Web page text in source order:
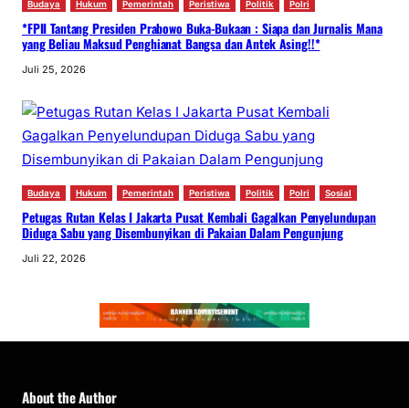
Budaya Hukum Pemerintah Peristiwa Politik Polri
*FPII Tantang Presiden Prabowo Buka-Bukaan : Siapa dan Jurnalis Mana
yang Beliau Maksud Penghianat Bangsa dan Antek Asing!!*
Juli 25, 2026
Budaya Hukum Pemerintah Peristiwa Politik Polri Sosial
Petugas Rutan Kelas I Jakarta Pusat Kembali Gagalkan Penyelundupan
Diduga Sabu yang Disembunyikan di Pakaian Dalam Pengunjung
Juli 22, 2026
About the Author